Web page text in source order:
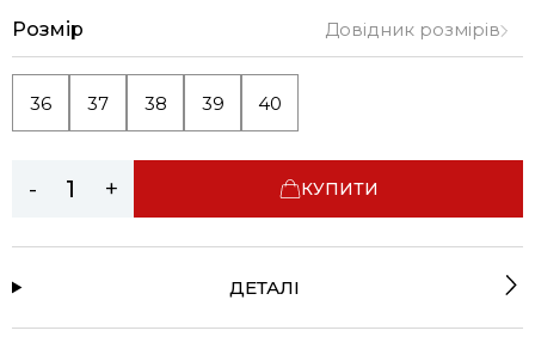
Розмір Довідник розмірів
36 37 38 39 40
- + КУПИТИ
ДЕТАЛІ